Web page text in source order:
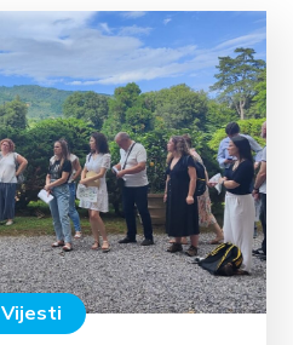
Vijesti